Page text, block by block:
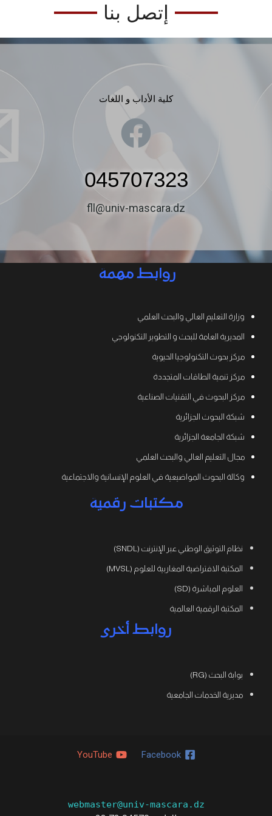
إتصل بنا
كلية الأداب و اللغات
045707323
fll@univ-mascara.dz
روابط مهمة
وزارة التعليم العالي والبحث العلمي
المديرية العامة للبحث و التطوير التكنولوجي
مركز بحوث التكنولوجيا الحيوية
مركز تنمية الطاقات المتجددة
مركز البحوث في التقنيات الصناعية
شبكة البحوث الجزائرية
شبكة الجامعة الجزائرية
مجال التعليم العالي والبحث العلمي
وكالة البحوث المواضيعية في العلوم الإنسانية والاجتماعية
مكتبات رقمية
نظام التوثيق الوطني عبر الإنترنت (SNDL)
المكتبة الافتراضية المغاربية للعلوم (MVSL)
العلوم المباشرة (SD)
المكتبة الرقمية العالمية
روابط أخرى
بوابة البحث (RG)
مديرية الخدمات الجامعية
Facebook
YouTube
webmaster@univ-mascara.dz